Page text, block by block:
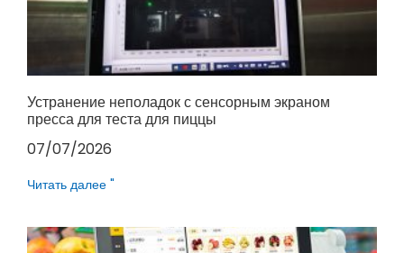
Устранение неполадок с сенсорным экраном
пресса для теста для пиццы
07/07/2026
Читать далее "